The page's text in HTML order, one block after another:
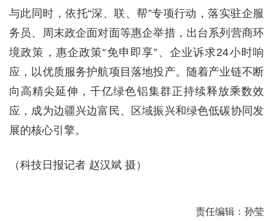
与此同时，依托“深、联、帮”专项行动，落实驻企服
务员、周末政企面对面等惠企举措，出台系列营商环
境政策，惠企政策“免申即享”、企业诉求24小时响
应，以优质服务护航项目落地投产。随着产业链不断
向高精尖延伸，千亿绿色铝集群正持续释放乘数效
应，成为边疆兴边富民、区域振兴和绿色低碳协同发
展的核心引擎。
（科技日报记者 赵汉斌 摄）
责任编辑：孙莹